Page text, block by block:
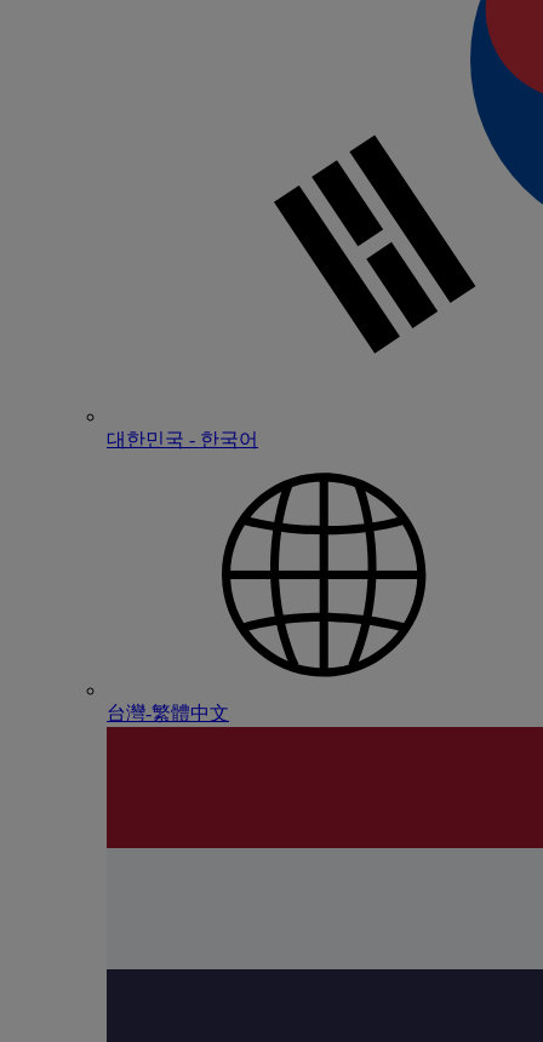
대한민국 - 한국어
台灣-繁體中文